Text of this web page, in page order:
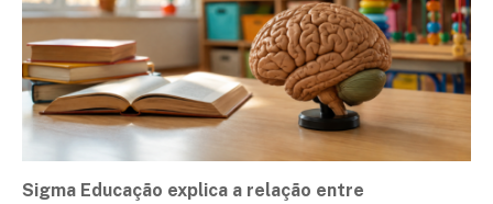
Sigma Educação explica a relação entre